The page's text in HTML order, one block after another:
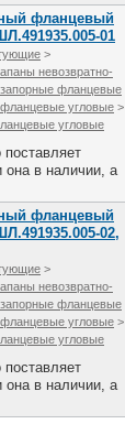
фланцевый
01
>
невозвратно-
фланцевые
угловые >
угловые
в наличии, а
фланцевый
02,
>
невозвратно-
фланцевые
угловые >
угловые
в наличии, а